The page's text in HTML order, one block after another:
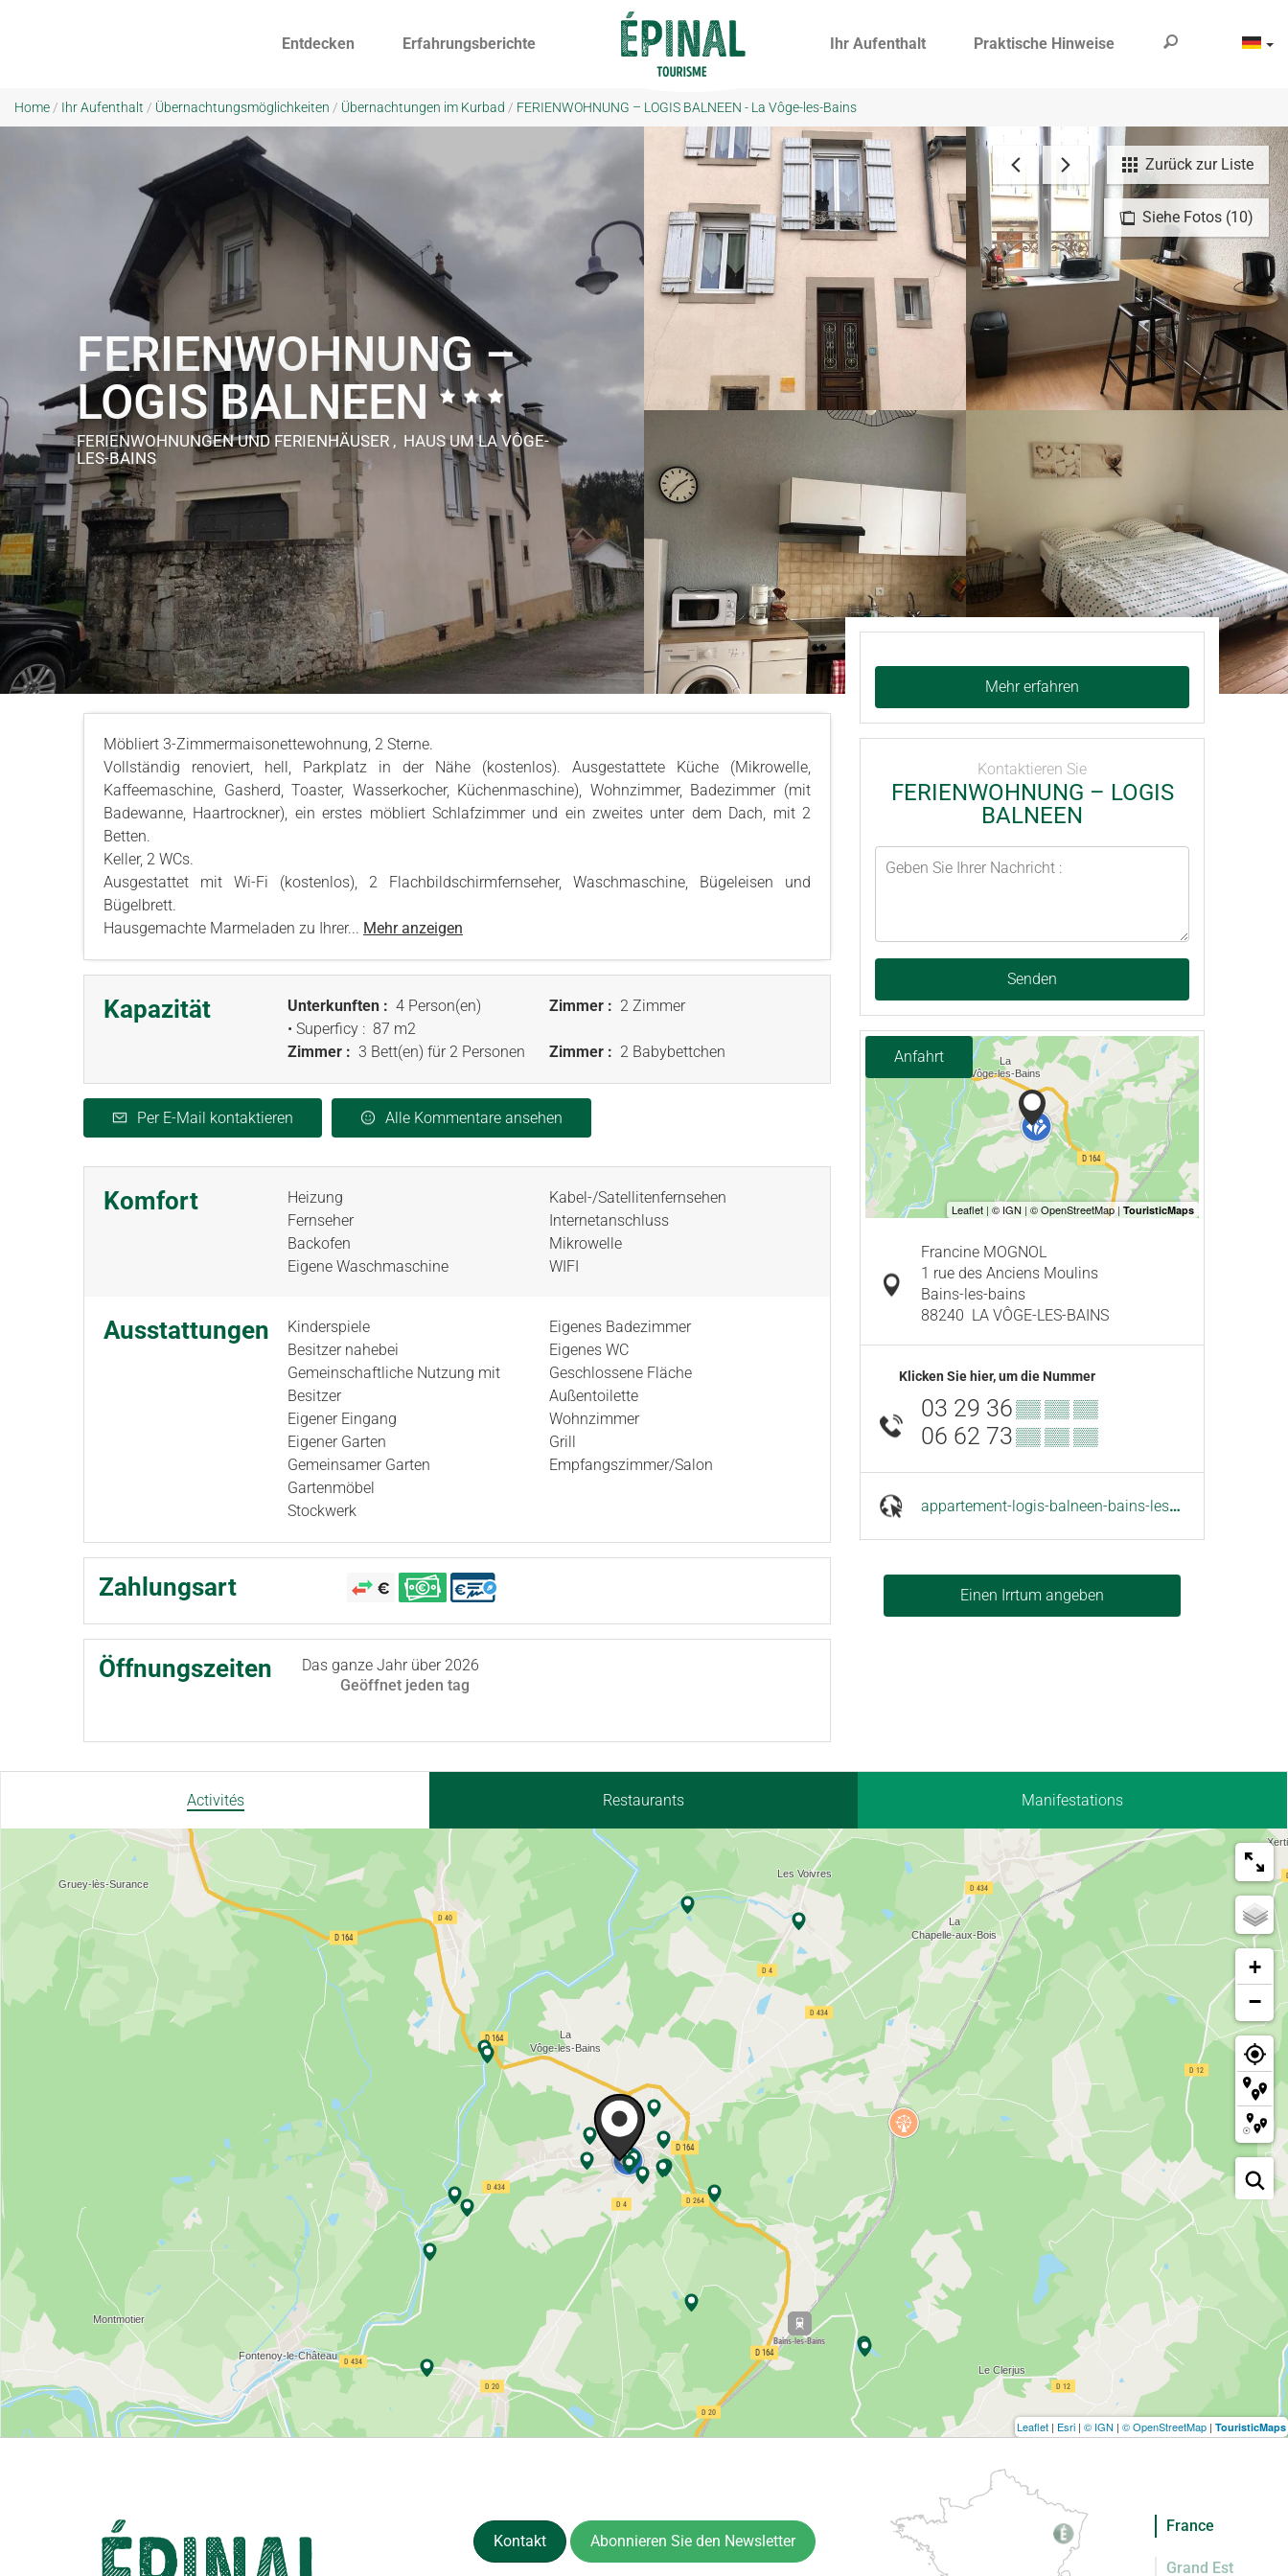
Entdecken Erfahrungsberichte Ihr Aufenthalt Praktische Hinweise
Home / Ihr Aufenthalt / Übernachtungsmöglichkeiten / Übernachtungen im Kurbad / FERIENWOHNUNG – LOGIS BALNEEN - La Vôge-les-Bains
Siehe Fotos (10)
Zurück zur Liste
FERIENWOHNUNG –
LOGIS BALNEEN
FERIENWOHNUNGEN UND FERIENHÄUSER , HAUSUM LA VÔGE-
LES-BAINS
Möbliert 3-Zimmermaisonettewohnung, 2 Sterne.
Vollständig renoviert, hell, Parkplatz in der Nähe (kostenlos). Ausgestattete Küche (Mikrowelle,
Kaffeemaschine, Gasherd, Toaster, Wasserkocher, Küchenmaschine), Wohnzimmer, Badezimmer (mit
Badewanne, Haartrockner), ein erstes möbliert Schlafzimmer und ein zweites unter dem Dach, mit 2
Betten.
Keller, 2 WCs.
Ausgestattet mit Wi-Fi (kostenlos), 2 Flachbildschirmfernseher, Waschmaschine, Bügeleisen und
Bügelbrett.
Hausgemachte Marmeladen zu Ihrer... Mehr anzeigen
Kapazität Unterkunften : 4 Person(en)
• Superficy : 87 m2
Zimmer : 2 Zimmer
Zimmer : 3 Bett(en) für 2 Personen Zimmer : 2 Babybettchen
Per E-Mail kontaktieren Alle Kommentare ansehen
Komfort
Heizung
Fernseher
Backofen
Eigene Waschmaschine
Kabel-/Satellitenfernsehen
Internetanschluss
Mikrowelle
WIFI
Ausstattungen
Kinderspiele
Besitzer nahebei
Gemeinschaftliche Nutzung mit
Besitzer
Eigener Eingang
Eigener Garten
Gemeinsamer Garten
Gartenmöbel
Stockwerk
Eigenes Badezimmer
Eigenes WC
Geschlossene Fläche
Außentoilette
Wohnzimmer
Grill
Empfangszimmer/Salon
Zahlungsart
Öffnungszeiten
Das ganze Jahr über 2026
Geöffnet jeden tag
Mehr erfahren
Kontaktieren Sie
FERIENWOHNUNG – LOGIS
BALNEEN
Senden
Anfahrt
Francine MOGNOL
1 rue des Anciens Moulins
Bains-les-bains
88240 LA VÔGE-LES-BAINS
Klicken Sie hier, um die Nummer
03 29 36▒▒ ▒▒ ▒▒
06 62 73▒▒ ▒▒ ▒▒
appartement-logis-balneen-bains-les-bains.hotelmix.fr
Einen Irrtum angeben
Activités Restaurants Manifestations
+
−
Leaflet | Esri | © IGN | © OpenStreetMap | TouristicMaps
Kontakt Abonnieren Sie den Newsletter
France
Grand Est